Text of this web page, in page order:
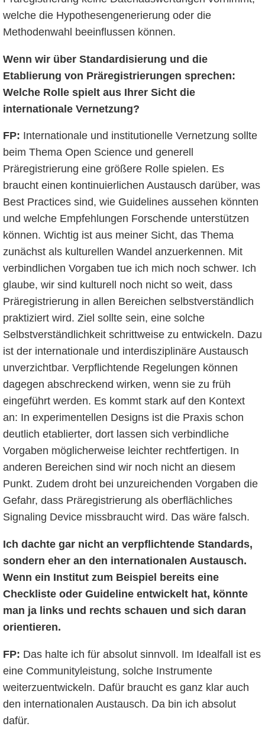
welche die Hypothesengenerierung oder die
Methodenwahl beeinflussen können.
Wenn wir über Standardisierung und die
Etablierung von Präregistrierungen sprechen:
Welche Rolle spielt aus Ihrer Sicht die
internationale Vernetzung?
FP: Internationale und institutionelle Vernetzung sollte
beim Thema Open Science und generell
Präregistrierung eine größere Rolle spielen. Es
braucht einen kontinuierlichen Austausch darüber, was
Best Practices sind, wie Guidelines aussehen könnten
und welche Empfehlungen Forschende unterstützen
können. Wichtig ist aus meiner Sicht, das Thema
zunächst als kulturellen Wandel anzuerkennen. Mit
verbindlichen Vorgaben tue ich mich noch schwer. Ich
glaube, wir sind kulturell noch nicht so weit, dass
Präregistrierung in allen Bereichen selbstverständlich
praktiziert wird. Ziel sollte sein, eine solche
Selbstverständlichkeit schrittweise zu entwickeln. Dazu
ist der internationale und interdisziplinäre Austausch
unverzichtbar. Verpflichtende Regelungen können
dagegen abschreckend wirken, wenn sie zu früh
eingeführt werden. Es kommt stark auf den Kontext
an: In experimentellen Designs ist die Praxis schon
deutlich etablierter, dort lassen sich verbindliche
Vorgaben möglicherweise leichter rechtfertigen. In
anderen Bereichen sind wir noch nicht an diesem
Punkt. Zudem droht bei unzureichenden Vorgaben die
Gefahr, dass Präregistrierung als oberflächliches
Signaling Device missbraucht wird. Das wäre falsch.
Ich dachte gar nicht an verpflichtende Standards,
sondern eher an den internationalen Austausch.
Wenn ein Institut zum Beispiel bereits eine
Checkliste oder Guideline entwickelt hat, könnte
man ja links und rechts schauen und sich daran
orientieren.
FP: Das halte ich für absolut sinnvoll. Im Idealfall ist es
eine Communityleistung, solche Instrumente
weiterzuentwickeln. Dafür braucht es ganz klar auch
den internationalen Austausch. Da bin ich absolut
dafür.